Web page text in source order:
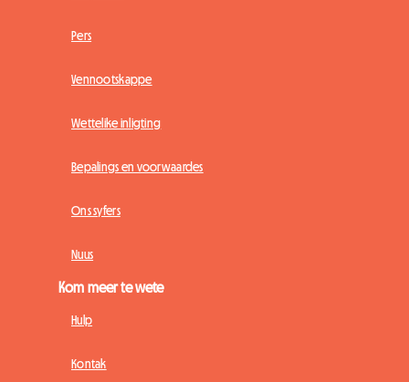
Pers
Vennootskappe
Wettelike inligting
Bepalings en voorwaardes
Ons syfers
Nuus
Kom meer te wete
Hulp
Kontak